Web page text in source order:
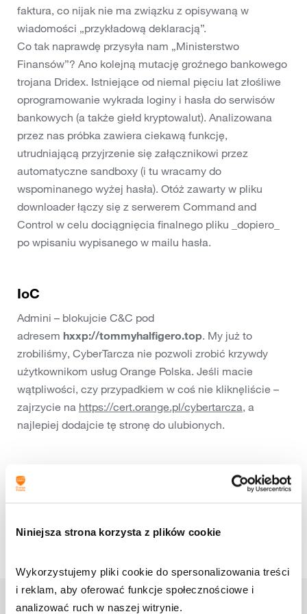
Niniejsza strona korzysta z plików cookie
Wykorzystujemy pliki cookie do spersonalizowania treści
i reklam, aby oferować funkcje społecznościowe i
analizować ruch w naszej witrynie.
faktura, co nijak nie ma związku z opisywaną w
wiadomości „przykładową deklaracją”.
Co tak naprawdę przysyła nam „Ministerstwo
Finansów”? Ano kolejną mutację groźnego bankowego
trojana Dridex. Istniejące od niemal pięciu lat złośliwe
oprogramowanie wykrada loginy i hasła do serwisów
bankowych (a także giełd kryptowalut). Analizowana
przez nas próbka zawiera ciekawą funkcję,
utrudniającą przyjrzenie się załącznikowi przez
automatyczne sandboxy (i tu wracamy do
wspominanego wyżej hasła). Otóż zawarty w pliku
downloader łączy się z serwerem Command and
Control w celu dociągnięcia finalnego pliku _dopiero_
po wpisaniu wypisanego w mailu hasła.
IoC
Admini – blokujcie C&C pod
adresem hxxp://tommyhalfigero.top. My już to
zrobiliśmy, CyberTarcza nie pozwoli zrobić krzywdy
użytkownikom usług Orange Polska. Jeśli macie
wątpliwości, czy przypadkiem w coś nie kliknęliście –
zajrzycie na https://cert.orange.pl/cybertarcza, a
najlepiej dodajcie tę stronę do ulubionych.